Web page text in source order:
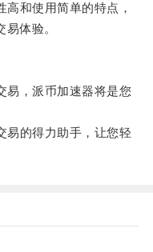
和使用简单的特点，
体验。
，派币加速器将是您
的得力助手，让您轻